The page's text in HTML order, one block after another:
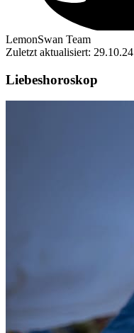
LemonSwan Team
Zuletzt aktualisiert: 29.10.24
Liebeshoroskop